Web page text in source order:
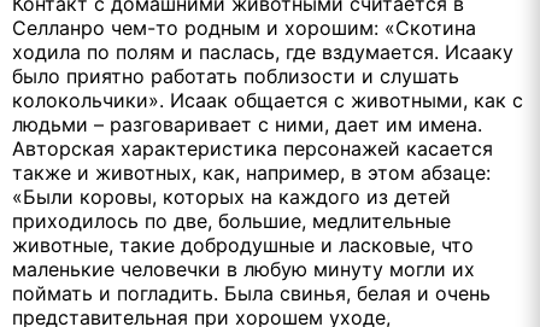
Селланро чем-то родным и хорошим: «Скотина
ходила по полям и паслась, где вздумается. Исааку
было приятно работать поблизости и слушать
колокольчики». Исаак общается с животными, как с
людьми – разговаривает с ними, дает им имена.
Авторская характеристика персонажей касается
также и животных, как, например, в этом абзаце:
«Были коровы, которых на каждого из детей
приходилось по две, большие, медлительные
животные, такие добродушные и ласковые, что
маленькие человечки в любую минуту могли их
поймать и погладить. Была свинья, белая и очень
представительная при хорошем уходе,